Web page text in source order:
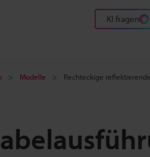
KI fragen
Modelle Rechteckige